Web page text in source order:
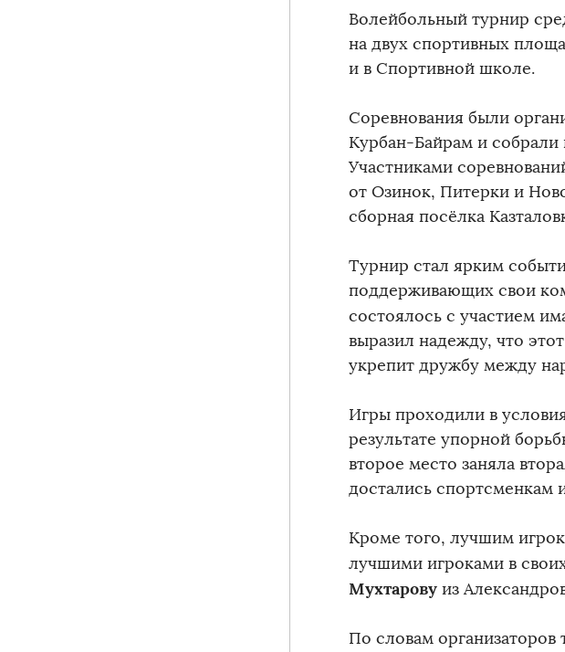
Волейбольный турнир
на двух спортивных
и в Спортивной школе.
Соревнования были
Курбан-Байрам и собрали
Участниками
от Озинок, Питерки и
сборная посёлка
Турнир стал ярким
поддерживающих свои
состоялось с участием
выразил надежду, что
укрепит дружбу между
Игры проходили в
результате упорной
второе место заняла
достались спортсменкам
Кроме того, лучшим
лучшими игроками в
Мухтарову из
По словам организаторов